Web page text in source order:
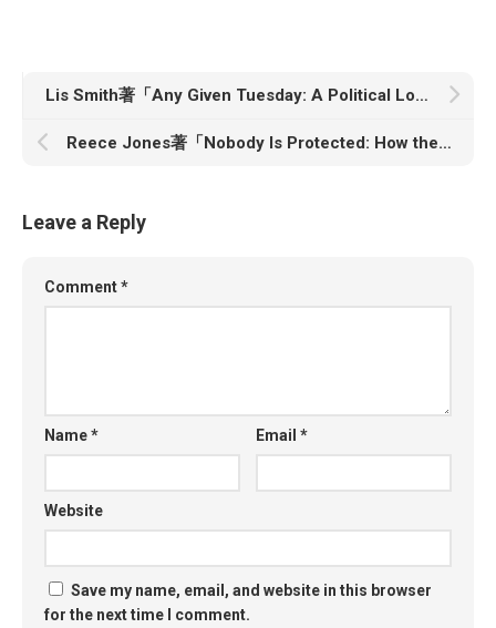
Lis Smith著「Any Given Tuesday: A Political Love Story」
Reece Jones著「Nobody Is Protected: How the Border Patrol Became the Most Dangerous Police Force in the United States」
Leave a Reply
Comment*
Name* Email*
Website
Save my name, email, and website in this browser
for the next time I comment.